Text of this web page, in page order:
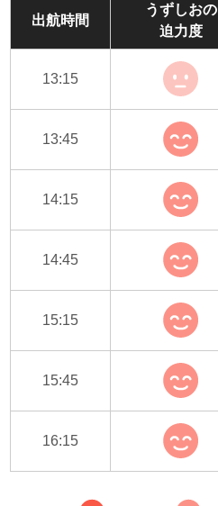
出航時間
うずしおの
迫力度
13:15
13:45
14:15
14:45
15:15
15:45
16:15